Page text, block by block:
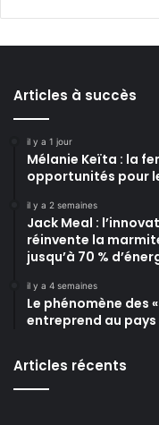
Articles à succès
il y a 1 jour
Mélanie Keïta : la
opportunités pour
il y a 2 semaines
Jack Meal :
réinvente la
jusqu’à 70 %
il y a 4 semaines
Le phénomène des
entreprend au pays
Articles récents